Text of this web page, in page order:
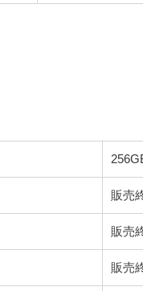
販売
販売
販売